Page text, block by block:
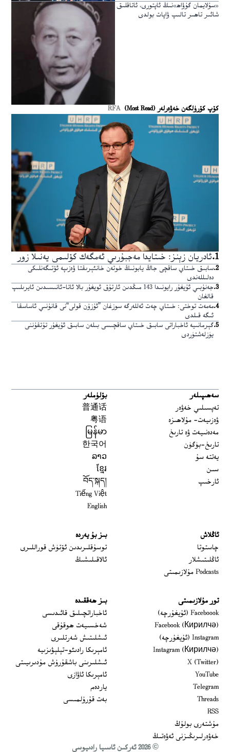
«سۇلايمان گۇۋاھ»نىڭ ئاپتورى، ئاتاقلىق
شائىر تاھىر تالىپ ۋاپات بولدى
كۆپ كۆرۈلگەن خەۋەرلەر (Most Read) RFA
1
.ئادريان زېنز: خىتايدا مەجبۇرىي ئەمگەك كۆلىمى يەنىلا زور
2
.سابىق خىتاي ساقچى جاڭ يابونىڭ خوتەن خانئېرىقتا ۋەزىپە ئۆتىگەنلىكى
دەلىللەندى
3
.
جەنۇبىي ئۇيغۇر رايونىدا 143 مىڭدىن ئارتۇق ئويغۇر بالا ئاتا-ئانىسىدىن ئايرىلىپ
قالغان
4
.مەمەت توختى: خىتاي چەت ئەللەرگە سوزغان ”ئۇزۇن قولى“نى قانۇنىي ئاساسقا
ئىگە قىلدى
5
.گېرمانىيە ئاخباراتى سابىق خىتاي ساقچىسى بىلەن سابىق ئۇيغۇر تۇتقۇننى
يۈزلەشتۈردى
سەھىپىلەر
تەپسىلىي خەۋەر
ۋەزىيەت- مۇلاھىزە
مەدەنىيەت ۋە تارىخ
تارىخ-بۈگۈن
يەتتە سۇ
سىن
ئارخىپ
بۆلۈملەر
普通话
粤语
မြန်မာ
한국어
ລາວ
ខ្មែរ
བོད་སྐད།
Tiếng Việt
English
ئاڭلاش
چاستوتا
ئاڭلىتىشلار
Podcasts مۇلازىمىتى
بىز بۇ يەردە
توسۇقلىرىدىن ئۆتۈش قوراللىرى
ئالاقىلىشىڭ
تور مۇلازىمىتى
Faceboook (ئۇيغۇرچە)
Opens in new window
Facebook (Кирилчә)
Opens in new window
Instagram (ئۇيغۇرچە)
Opens in new window
Instagram (Кирилчә)
Opens in new window
X (Twitter)
YouTube
Telegram
Threads
RSS
مۇشتەرى بولۇڭ
خەۋەرلىرىڭىزنى ئەۋەتىڭ
بىز ھەققىدە
ئاخباراتچىلىق قائىدىسى
شەخسىيەت ھوقۇقى
ئىشلىتىش شەرتلىرى
ئامېرىكا رادىئو-تېلېۋىزىيە
ئىشلىرىنى باشقۇرۇش مۇدىرىيىتى
ئامېرىكا ئاۋازى
ياردەم
بەت قۇرۇلمىسى
© 2026 ئەركىن ئاسىيا رادىيوسى